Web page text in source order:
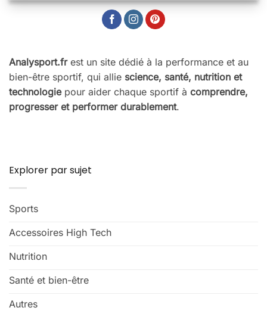
Analysport.frest un site dédié à la performance et au
bien-être sportif, qui allie science, santé, nutrition et
technologiepour aider chaque sportif à comprendre,
progresser et performer durablement.
Explorer par sujet
Sports
Accessoires High Tech
Nutrition
Santé et bien-être
Autres